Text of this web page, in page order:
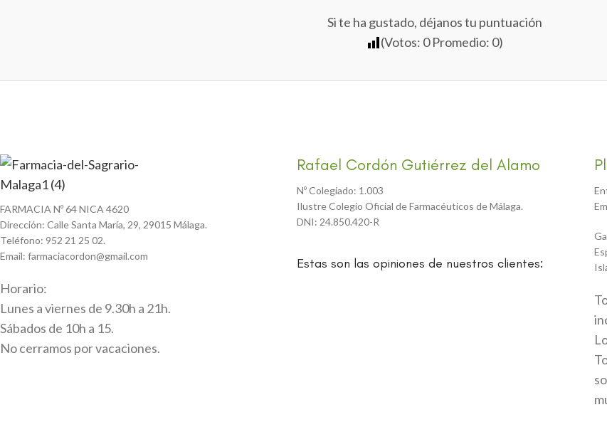
Si te ha gustado, déjanos tu puntuación
(Votos: 0Promedio: 0)
FARMACIA Nº 64 NICA 4620
Dirección: Calle Santa María, 29, 29015 Málaga.
Teléfono: 952 21 25 02.
Email: farmaciacordon@gmail.com
Horario:
Lunes a viernes de 9.30h a 21h.
Sábados de 10h a 15.
No cerramos por vacaciones.
Rafael Cordón Gutiérrez del Alamo
Nº Colegiado: 1.003
Ilustre Colegio Oficial de Farmacéuticos de Málaga.
DNI: 24.850.420-R
Estas son las opiniones de nuestros clientes: